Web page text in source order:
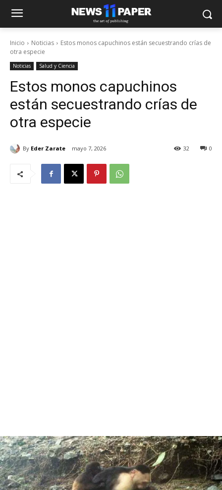
Inicio Noticias
Estos monos capuchinos están secuestrando crías de
otra especie
Noticias Salud y Ciencia
Estos monos capuchinos
están secuestrando crías de
otra especie
By Eder Zarate mayo 7, 2026 0
32